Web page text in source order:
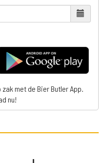
met de Bier Butler App.
nu!